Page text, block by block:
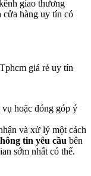
giao thương
cửa hàng uy tín có
giá rẻ uy tín
hoặc đóng góp ý
và xử lý một cách
tin yêu cầu bên
sớm nhất có thể.